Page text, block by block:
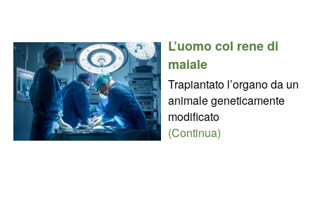
L’uomo col rene di
maiale
Trapiantato l’organo da un
animale geneticamente
modificato
(Continua)